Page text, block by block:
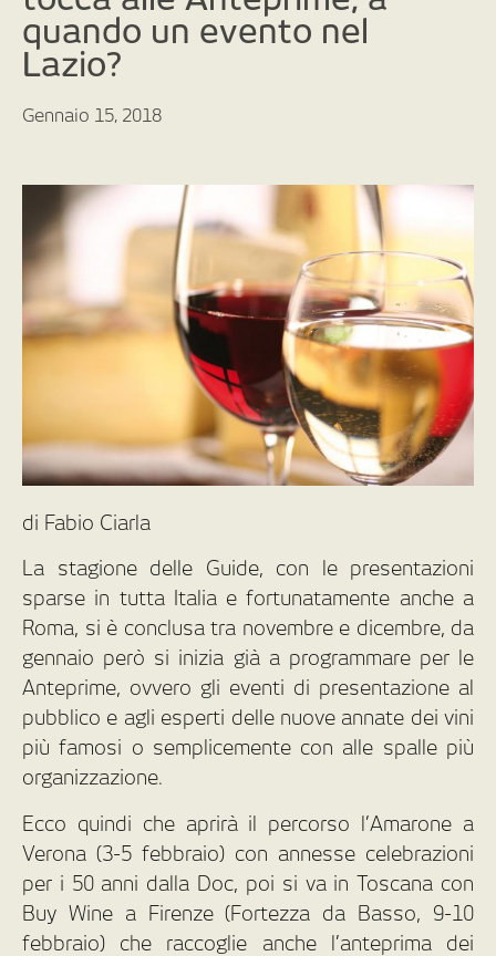
quando un evento nel
Lazio?
Gennaio 15, 2018
di Fabio Ciarla
La stagione delle Guide, con le presentazioni
sparse in tutta Italia e fortunatamente anche a
Roma, si è conclusa tra novembre e dicembre, da
gennaio però si inizia già a programmare per le
Anteprime, ovvero gli eventi di presentazione al
pubblico e agli esperti delle nuove annate dei vini
più famosi o semplicemente con alle spalle più
organizzazione.
Ecco quindi che aprirà il percorso l’Amarone a
Verona (3-5 febbraio) con annesse celebrazioni
per i 50 anni dalla Doc, poi si va in Toscana con
Buy Wine a Firenze (Fortezza da Basso, 9-10
febbraio) che raccoglie anche l’anteprima dei